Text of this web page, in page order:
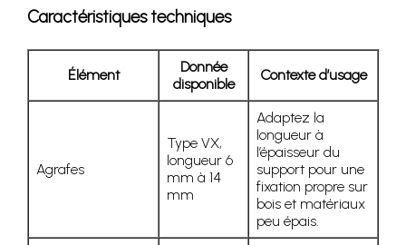
Caractéristiques techniques
Élément
Donnée
disponible
Contexte d’usage
Agrafes
Type VX,
longueur 6
mm à 14
mm
Adaptez la
longueur à
l’épaisseur du
support pour une
fixation propre sur
bois et matériaux
peu épais.